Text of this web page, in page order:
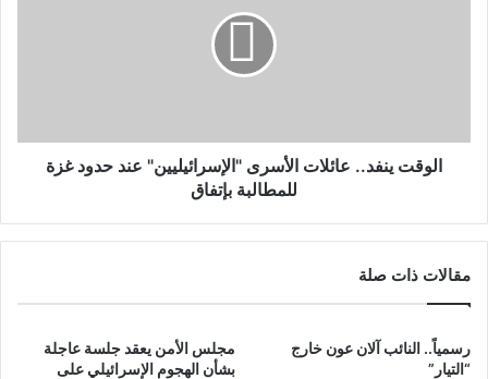
الوقت ينفد.. عائلات الأسرى "الإسرائيليين" عند حدود غزة
للمطالبة بإتفاق
مقالات ذات صلة
رسمياً.. النائب آلان عون خارج
“التيار”
مجلس الأمن يعقد جلسة عاجلة
بشأن الهجوم الإسرائيلي على